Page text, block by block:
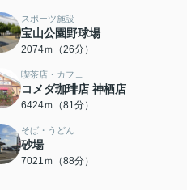
スポーツ施設
宝山公園野球場
2074ｍ（26分）
喫茶店・カフェ
コメダ珈琲店 神栖店
6424ｍ（81分）
そば・うどん
砂場
7021ｍ（88分）